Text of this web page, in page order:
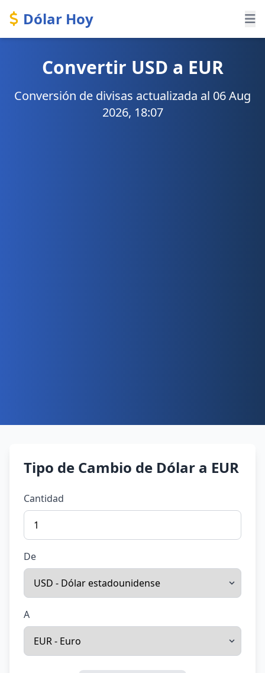
Dólar Hoy
Convertir USD a EUR
Conversión de divisas actualizada al 06 Aug
2026, 18:07
Tipo de Cambio de Dólar a EUR
Cantidad
De
A